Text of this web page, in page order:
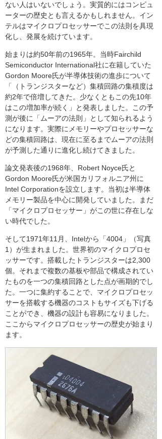
ない人はいないでしょう。実質的にはコンピュ
ーターの歴史とも言えるかもしれません。イン
テルはマイクロプロセッサーでこの法則を具現
化し、発展を続けています。
始まりは約50年前の1965年。当時Fairchild
Semiconductor International社に在籍していた
Gordon Moore氏が半導体技術の進歩について
「（トランジスターなど）集積回路の集積度は
約2年で倍増してきた。少なくともこの先10年
はこの増加率が続く」と発表しました。この予
測が後に「ムーアの法則」として知られるよう
になります。実際にメモリーやプロセッサーな
どの集積回路は、現在に至るまでムーアの法則
が予測した通りに進化し続けてきました。
論文発表後の1968年、Robert Noyce氏と
Gordon Moore氏が米国カリフォルニア州に
Intel Corporationを設立します。当初は半導体
メモリー製品を中心に開発していました。まだ
「マイクロプロセッサー」がこの世に存在しな
い時代でした。
そして1971年11月、Intelから「4004」（写真
1）が生まれました。世界初のマイクロプロセ
ッサーです。搭載したトランジスターは2,300
個。それまで複数の基板や部品で構成されてい
たものを一つの集積回路とした点が画期的でし
た。一つに集約することで、マイクロプロセッ
サーを搭載する機器のコストもサイズも下げる
ことができ、機器の設計も容易になりました。
ここからマイクロプロセッサーの歴史が始まり
ます。